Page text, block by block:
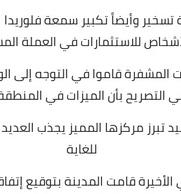
وأيضاً تكبير سمعة
للاستثمارات في العملة
قاموا في التوجه إلى
التصريح بأن الميزات في
تبرز مركزها المميز يجذب
للغاية
قامت المدينة بتوقيع